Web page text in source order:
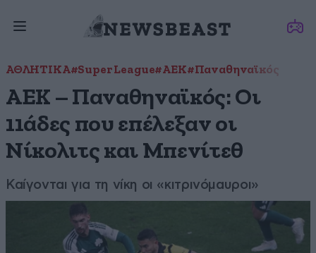
ΑΘΛΗΤΙΚΑ#Super League#ΑΕΚ#Παναθηναϊκός
ΑΕΚ – Παναθηναϊκός: Οι
11άδες που επέλεξαν οι
Νίκολιτς και Μπενίτεθ
Καίγονται για τη νίκη οι «κιτρινόμαυροι»